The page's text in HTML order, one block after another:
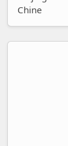
Chine
Rye Stout